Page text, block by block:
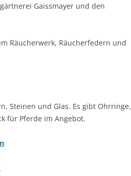
Gaissmayer und den
Räucherwerk, Räucherfedern und
Steinen und Glas. Es gibt Ohrringe,
für Pferde im Angebot.